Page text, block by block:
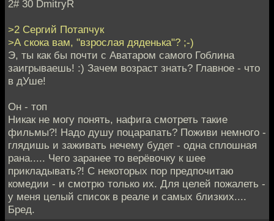
2# 30 DmitryR
>2 Сергий Потапчук
>А скока вам, "взрослая дяденька"? ;-)
Э, ты как бы почти с Аватаром самого Гоблина
заигрываешь! :) Зачем возраст знать? Главное - что
в дУше!
Он - топ
Никак не могу понять, нафига смотреть такие
фильмы?! Надо душу поцарапать? Поживи немного -
глядишь и заживать нечему будет - одна сплошная
рана..... Чего заранее то верёвочку к шее
прикладывать?! С некоторых пор предпочитаю
комедии - и смотрю только их. Для целей пожалеть -
у меня целый список в реале и самых близких....
Бред.